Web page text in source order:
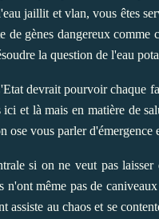
jaillit et vlan, vous êtes
de gènes dangereux
la question de l'eau
devrait pourvoir chaque
et là mais en matière de
ose vous parler
si on ne veut pas
même pas de
au chaos et se